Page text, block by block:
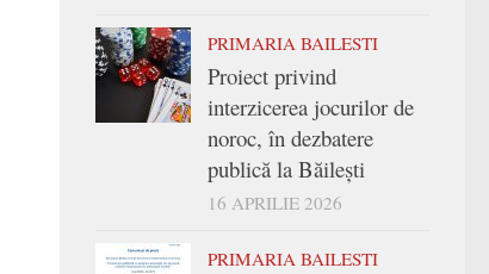
PRIMARIA BAILESTI
Proiect privind
interzicerea jocurilor de
noroc, în dezbatere
publică la Băilești
16 APRILIE 2026
PRIMARIA BAILESTI